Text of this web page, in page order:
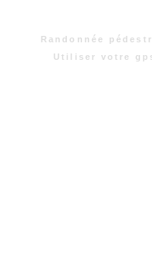
Randonnée
Utiliser votre